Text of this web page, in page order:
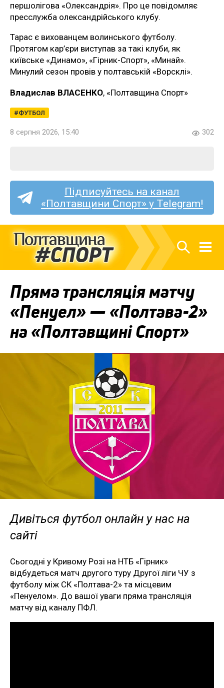
першолігова «Олександрія». Про це повідомляє
пресслужба олександрійського клубу.
Тарас є вихованцем волинського футболу.
Протягом кар’єри виступав за такі клуби, як
київське «Динамо», «Гірник-Спорт», «Минай».
Минулий сезон провів у полтавській «Ворсклі».
Владислав ВЛАСЕНКО, «Полтавщина Спорт»
ФУТБОЛ
8 серпня 2026, 15:40 302
Підписуйтесь на канал
«Полтавщини Спорт» у Telegram!
Пряма трансляція матчу
«Пенуел» — «Полтава-2»
на «Полтавщині Спорт»
Дивіться футбол онлайн у нас на
сайті
Сьогодні у Кривому Розі на НТБ «Гірник»
відбудеться матч другого туру Другої ліги ЧУ з
футболу між СК «Полтава-2» та місцевим
«Пенуелом». До вашої уваги пряма трансляція
матчу від каналу ПФЛ.